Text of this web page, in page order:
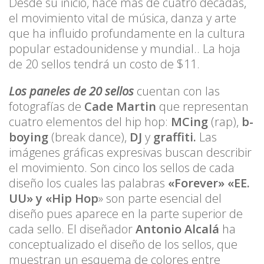
el movimiento vital de música, danza y arte
que ha influido profundamente en la cultura
popular estadounidense y mundial.. La hoja
de 20 sellos tendrá un costo de $11.
Los paneles de 20 sellos cuentan con las
fotografías de Cade Martin que representan
cuatro elementos del hip hop: MCing (rap), b-
boying (break dance), DJ y graffiti. Las
imágenes gráficas expresivas buscan describir
el movimiento. Son cinco los sellos de cada
diseño los cuales las palabras «Forever» «EE.
UU» y «Hip Hop» son parte esencial del
diseño pues aparece en la parte superior de
cada sello. El diseñadorAntonio Alcalá ha
conceptualizado el diseño de los sellos, que
muestran un esquema de colores entre